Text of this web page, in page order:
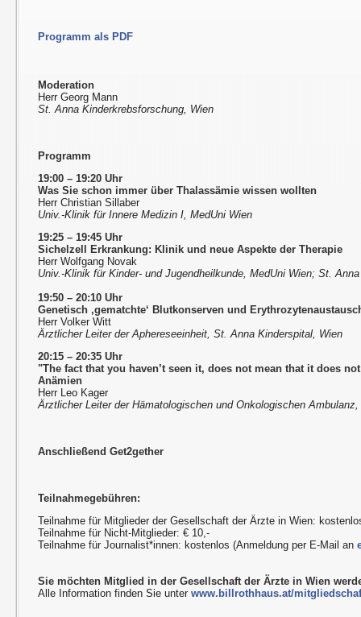
Programm als PDF
Moderation
Herr Georg Mann
St. Anna Kinderkrebsforschung, Wien
Programm
19:00 – 19:20 Uhr
Was Sie schon immer über Thalassämie wissen wollten
Herr Christian Sillaber
Univ.-Klinik für Innere Medizin I, MedUni Wien
19:25 – 19:45 Uhr
Sichelzell Erkrankung: Klinik und neue Aspekte der Therapie
Herr Wolfgang Novak
Univ.-Klinik für Kinder- und Jugendheilkunde, MedUni Wien; St.
19:50 – 20:10 Uhr
Genetisch ‚gematchte‘ Blutkonserven und
Herr Volker Witt
Ärztlicher Leiter der Aphereseeinheit, St. Anna Kinderspital, Wien
20:15 – 20:35 Uhr
"The fact that you haven’t seen it, does not mean that it does
Anämien
Herr Leo Kager
Ärztlicher Leiter der Hämatologischen und Onkologischen
Anschließend Get2gether
Teilnahmegebühren:
Teilnahme für Mitglieder der Gesellschaft der Ärzte in Wien:
Teilnahme für Nicht-Mitglieder: € 10,-
Teilnahme für Journalist*innen: kostenlos (Anmeldung per E-Mail an
Sie möchten Mitglied in der Gesellschaft der Ärzte in Wien
Alle Information finden Sie unterwww.billrothhaus.at/